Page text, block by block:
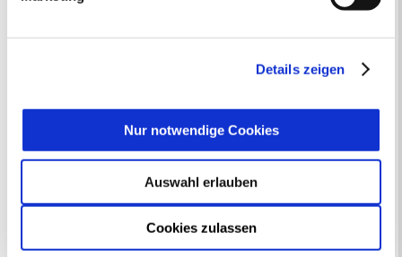
getroffene Auswahl der gewünschten Cookies kann
jederzeit mit Wirkung für die Zukunft angepasst oder
Details zeigen
Cookies zulassen
Auswahl erlauben
Nur notwendige Cookies
Stadtverwaltung Recklinghausen:
Montag, Mittwoch, Freitag 8 bis 13
Dienstag: Nach Vereinbarung
Montag und Mittwoch: 8 bis 13 Uhr